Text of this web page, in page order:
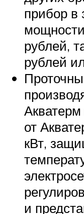
прибор в
рублей,
рублей
от
кВт,
и